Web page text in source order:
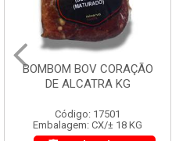
BOMBOM BOV CORAÇÃO
DE ALCATRA KG
Código: 17501
Embalagem: CX/± 18 KG